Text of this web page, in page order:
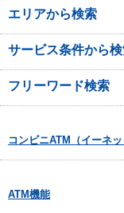
エリアから検索
サービス条件から
フリーワード検索
コンビニATM（イーネ
ATM機能